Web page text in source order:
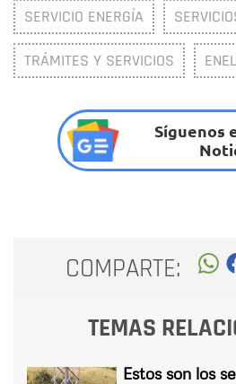
SERVICIO ENERGÍA
TRÁMITES Y SERVICIOS
Síguenos
COMPARTE:
TEMAS
Estos son los